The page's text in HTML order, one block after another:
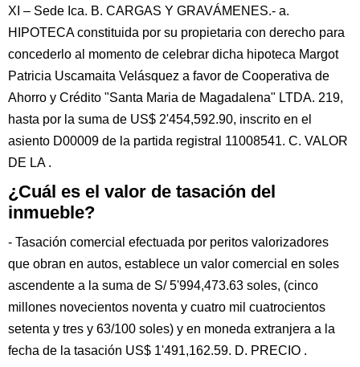
XI – Sede Ica. B. CARGAS Y GRAVÁMENES.- a.
HIPOTECA constituida por su propietaria con derecho para
concederlo al momento de celebrar dicha hipoteca Margot
Patricia Uscamaita Velásquez a favor de Cooperativa de
Ahorro y Crédito "Santa Maria de Magadalena" LTDA. 219,
hasta por la suma de US$ 2'454,592.90, inscrito en el
asiento D00009 de la partida registral 11008541. C. VALOR
DE LA .
¿Cuál es el valor de tasación del
inmueble?
- Tasación comercial efectuada por peritos valorizadores
que obran en autos, establece un valor comercial en soles
ascendente a la suma de S/ 5'994,473.63 soles, (cinco
millones novecientos noventa y cuatro mil cuatrocientos
setenta y tres y 63/100 soles) y en moneda extranjera a la
fecha de la tasación US$ 1'491,162.59. D. PRECIO .